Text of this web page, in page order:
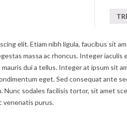
elit. Etiam nibh ligula, faucibus sit
massa ac rhoncus. Integer
dui a tellus. Integer at ipsum sit
eget. Sed consequat ante
Nunc sodales facilisis tortor, sit amet
venenatis purus.